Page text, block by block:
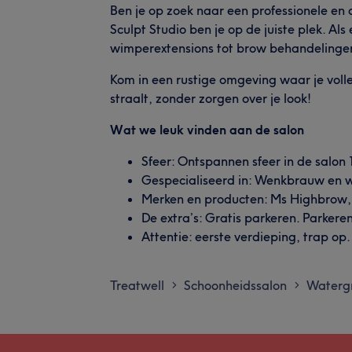
Ben je op zoek naar een professionele
Sculpt Studio ben je op de juiste plek.
wimperextensions tot brow
Kom in een rustige omgeving waar je
straalt, zonder zorgen over je look!
Wat we leuk vinden aan de salon
Sfeer: Ontspannen sfeer in de
Gespecialiseerd in: Wenkbrauw en
Merken en producten: Ms
De extra’s: Gratis parkeren.
Attentie: eerste verdieping, trap
Treatwell > Schoonheidssalon >